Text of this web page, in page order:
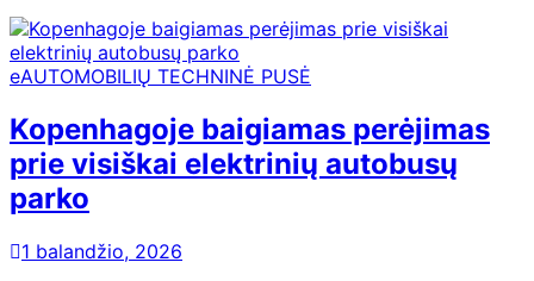
eAUTOMOBILIŲ TECHNINĖ PUSĖ
Kopenhagoje baigiamas perėjimas
prie visiškai elektrinių autobusų
parko
1 balandžio, 2026